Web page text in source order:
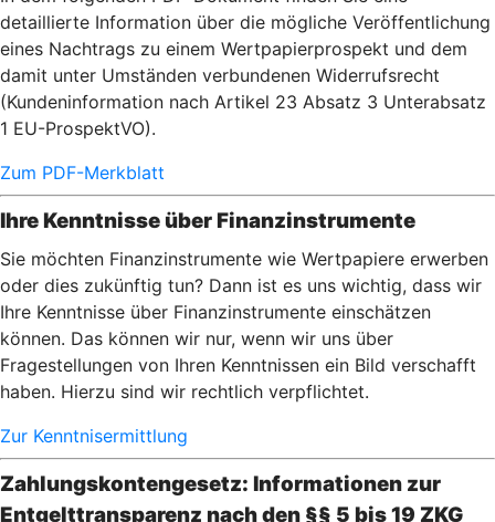
detaillierte Information über die mögliche Veröffentlichung
eines Nachtrags zu einem Wertpapierprospekt und dem
damit unter Umständen verbundenen Widerrufsrecht
(Kundeninformation nach Artikel 23 Absatz 3 Unterabsatz
1 EU-ProspektVO).
Zum PDF-Merkblatt
Ihre Kenntnisse über Finanzinstrumente
Sie möchten Finanzinstrumente wie Wertpapiere erwerben
oder dies zukünftig tun? Dann ist es uns wichtig, dass wir
Ihre Kenntnisse über Finanzinstrumente einschätzen
können. Das können wir nur, wenn wir uns über
Fragestellungen von Ihren Kenntnissen ein Bild verschafft
haben. Hierzu sind wir rechtlich verpflichtet.
Zur Kenntnisermittlung
Zahlungskontengesetz: Informationen zur
Entgelttransparenz nach den §§ 5 bis 19 ZKG